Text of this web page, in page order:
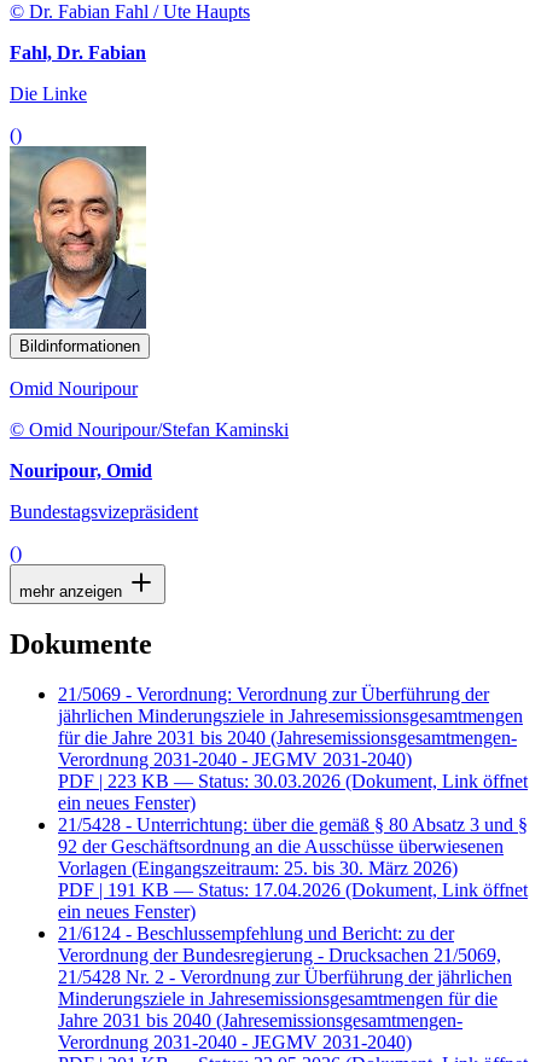
© Dr. Fabian Fahl / Ute Haupts
Fahl, Dr. Fabian
Die Linke
()
Bildinformationen
Omid Nouripour
© Omid Nouripour/Stefan Kaminski
Nouripour, Omid
Bundestagsvizepräsident
()
mehr anzeigen
Dokumente
21/5069 - Verordnung: Verordnung zur Überführung der
jährlichen Minderungsziele in Jahresemissionsgesamtmengen
für die Jahre 2031 bis 2040 (Jahresemissionsgesamtmengen-
Verordnung 2031-2040 - JEGMV 2031-2040)
PDF | 223 KB — Status: 30.03.2026 (Dokument, Link öffnet
ein neues Fenster)
21/5428 - Unterrichtung: über die gemäß § 80 Absatz 3 und §
92 der Geschäftsordnung an die Ausschüsse überwiesenen
Vorlagen (Eingangszeitraum: 25. bis 30. März 2026)
PDF | 191 KB — Status: 17.04.2026 (Dokument, Link öffnet
ein neues Fenster)
21/6124 - Beschlussempfehlung und Bericht: zu der
Verordnung der Bundesregierung - Drucksachen 21/5069,
21/5428 Nr. 2 - Verordnung zur Überführung der jährlichen
Minderungsziele in Jahresemissionsgesamtmengen für die
Jahre 2031 bis 2040 (Jahresemissionsgesamtmengen-
Verordnung 2031-2040 - JEGMV 2031-2040)